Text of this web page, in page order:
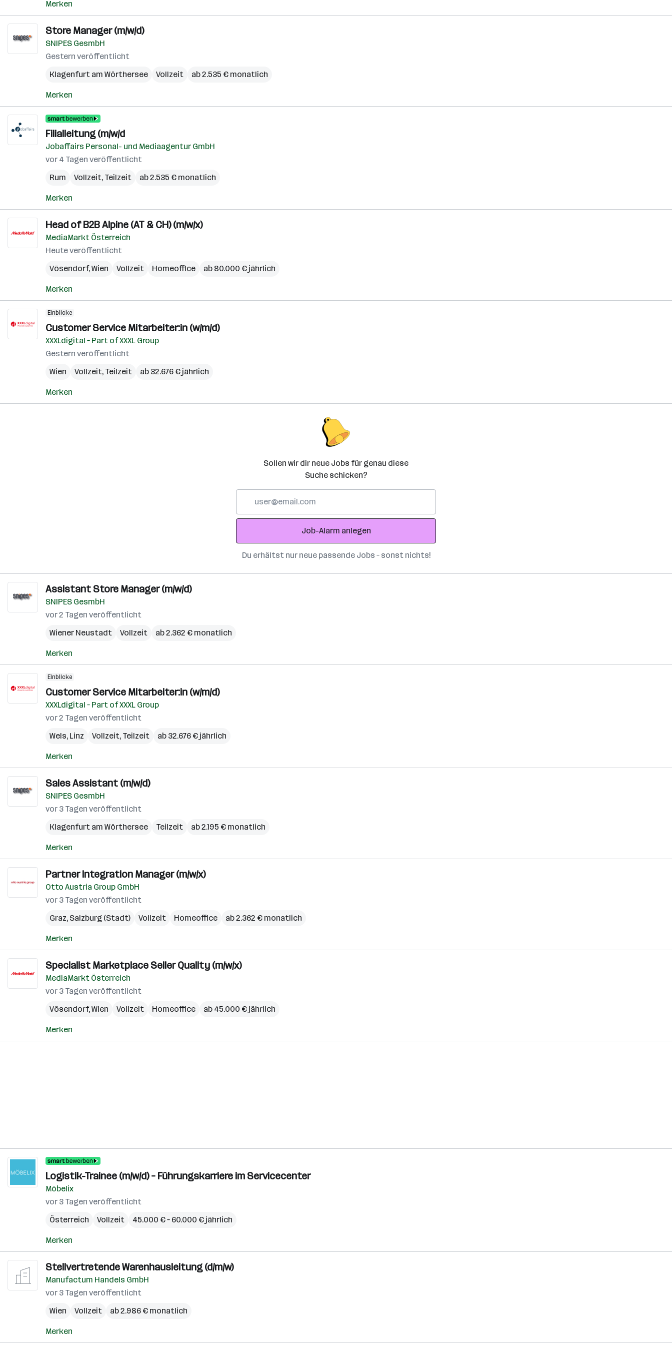
Merken
Store Manager (m/w/d)
SNIPES GesmbH
Gestern veröffentlicht
Klagenfurt am Wörthersee
Vollzeit ab 2.535 € monatlich
Merken
Filialleitung (m/w/d
Jobaffairs Personal- und Mediaagentur GmbH
vor 4 Tagen veröffentlicht
Rum
Vollzeit, Teilzeit ab 2.535 € monatlich
Merken
Head of B2B Alpine (AT & CH) (m/w/x)
MediaMarkt Österreich
Heute veröffentlicht
Vösendorf,Wien Vollzeit Homeoffice ab 80.000 € jährlich
Merken
Einblicke
Customer Service Mitarbeiter:in (w/m/d)
XXXLdigital – Part of XXXL Group
Gestern veröffentlicht
Wien
Vollzeit, Teilzeit ab 32.676 € jährlich
Merken
Sollen wir dir neue Jobs für genau diese
Suche schicken?
Adresse
Job-Alarm anlegen
Du erhältst nur neue passende Jobs – sonst nichts!
Assistant Store Manager (m/w/d)
SNIPES GesmbH
vor 2 Tagen veröffentlicht
Wiener Neustadt
Vollzeit ab 2.362 € monatlich
Merken
Einblicke
Customer Service Mitarbeiter:in (w/m/d)
XXXLdigital – Part of XXXL Group
vor 2 Tagen veröffentlicht
Wels, Linz Vollzeit, Teilzeit ab 32.676 € jährlich
Merken
Sales Assistant (m/w/d)
SNIPES GesmbH
vor 3 Tagen veröffentlicht
Klagenfurt am Wörthersee
Teilzeit ab 2.195 € monatlich
Merken
Partner Integration Manager (m/w/x)
Otto Austria Group GmbH
vor 3 Tagen veröffentlicht
Graz, Salzburg (Stadt) Vollzeit Homeoffice ab 2.362 € monatlich
Merken
Specialist Marketplace Seller Quality (m/w/x)
MediaMarkt Österreich
vor 3 Tagen veröffentlicht
Vösendorf,Wien Vollzeit Homeoffice ab 45.000 € jährlich
Merken
Logistik-Trainee (m/w/d) – Führungskarriere im Servicecenter
Möbelix
vor 3 Tagen veröffentlicht
Österreich
Vollzeit 45.000 € – 60.000 € jährlich
Merken
Stellvertretende Warenhausleitung (d/m/w)
Manufactum Handels GmbH
vor 3 Tagen veröffentlicht
Wien
Vollzeit ab 2.986 € monatlich
Merken